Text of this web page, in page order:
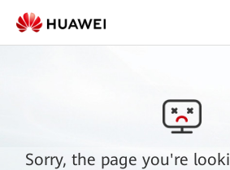
Sorry, the page you're